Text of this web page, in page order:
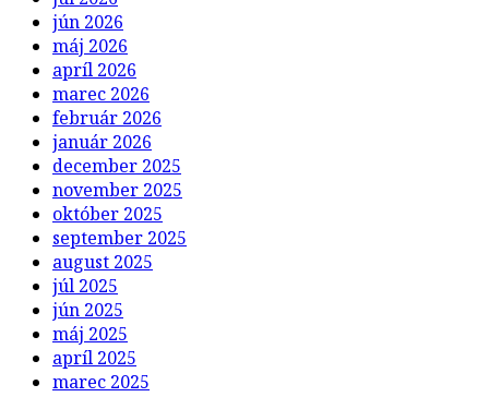
jún 2026
máj 2026
apríl 2026
marec 2026
február 2026
január 2026
december 2025
november 2025
október 2025
september 2025
august 2025
júl 2025
jún 2025
máj 2025
apríl 2025
marec 2025